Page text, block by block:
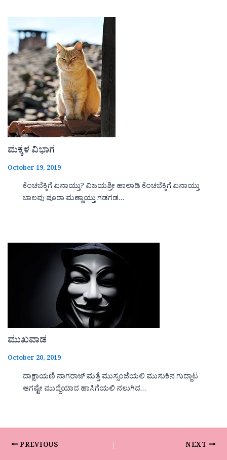
ಮಕ್ಕಳ ವಿಭಾಗ
October 19, 2019
ಕೆಂಚಬೆಕ್ಕಿಗೆ ಏನಾಯ್ತು? ವಿಜಯಶ್ರೀ ಹಾಲಾಡಿ ಕೆಂಚಬೆಕ್ಕಿಗೆ ಏನಾಯ್ತು
ಬಾಲವು ಪೂರಾ ಮಣ್ಣಾಯ್ತು ಗಡಗಡ…
ಮುಖವಾಡ
October 20, 2019
ದಾಕ್ಷಾಯಣಿ ನಾಗರಾಜ್ ಮತ್ತೆ ಮುಸ್ಸಂಜೆಯಲಿ ಮುಸುಕಿನ ಗುದ್ದಾಟ
ಆಗಷ್ಟೇ ಮುದ್ದೆಯಾದ ಹಾಸಿಗೆಯಲಿ ನಲುಗಿದ…
PREVIOUS NEXT